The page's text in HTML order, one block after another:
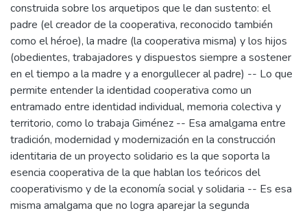
construida sobre los arquetipos que le dan sustento: el
padre (el creador de la cooperativa, reconocido también
como el héroe), la madre (la cooperativa misma) y los hijos
(obedientes, trabajadores y dispuestos siempre a sostener
en el tiempo a la madre y a enorgullecer al padre) -- Lo que
permite entender la identidad cooperativa como un
entramado entre identidad individual, memoria colectiva y
territorio, como lo trabaja Giménez -- Esa amalgama entre
tradición, modernidad y modernización en la construcción
identitaria de un proyecto solidario es la que soporta la
esencia cooperativa de la que hablan los teóricos del
cooperativismo y de la economía social y solidaria -- Es esa
misma amalgama que no logra aparejar la segunda